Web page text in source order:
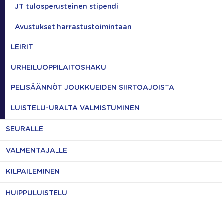
JT tulosperusteinen stipendi
Avustukset harrastustoimintaan
LEIRIT
URHEILUOPPILAITOSHAKU
PELISÄÄNNÖT JOUKKUEIDEN SIIRTOAJOISTA
LUISTELU-URALTA VALMISTUMINEN
SEURALLE
VALMENTAJALLE
KILPAILEMINEN
HUIPPULUISTELU